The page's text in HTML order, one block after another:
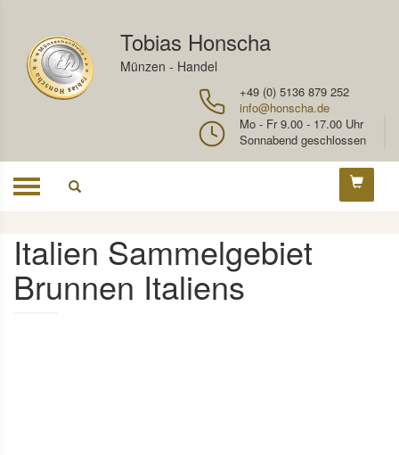
Tobias Honscha
Münzen - Handel
+49 (0) 5136 879 252
info@honscha.de
Mo - Fr 9.00 - 17.00 Uhr
Sonnabend geschlossen
Toggle
Italien Sammelgebiet
Brunnen Italiens